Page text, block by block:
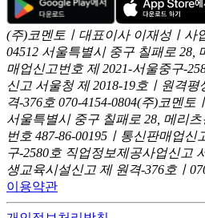
(주)코멘토ㅣ대표이사 이재성ㅣ사
04512 서울특별시 중구 칠패로 28,
매업신고번호 제 2021-서울중구-
신고 서울청 제 2018-19호ㅣ원격
격-376호 070-4154-0804(주)코멘토
서울특별시 중구 칠패로 28, 메리
번호 487-86-00195ㅣ통신판매업신
구-2580호 직업정보제공사업신고
생교육시설신고 제 원격-376호ㅣ
이용약관